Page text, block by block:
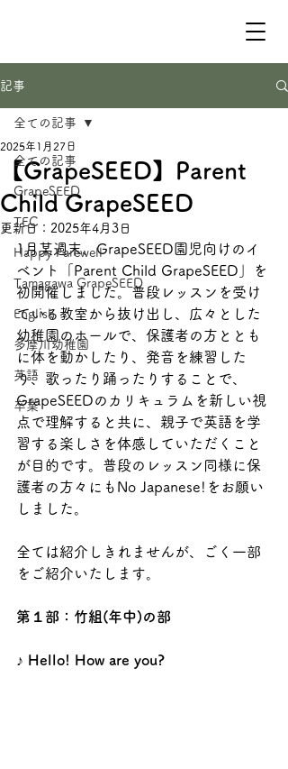
記事
全ての記事
GrapeSEED
TEC
Happy Farewell
Tamagawa GrapeSEED
English
多摩川幼稚園
英語
卒業
全ての記事
【GrapeSEED】Parent
Child GrapeSEED
2025年1月27日
更新日： 2025年4月3日
1月某週末、GrapeSEED園児向けのイ
ベント「Parent Child GrapeSEED」を
初開催しました。普段レッスンを受け
ている教室から抜け出し、広々とした
幼稚園のホールで、保護者の方ととも
に体を動かしたり、発音を練習した
り、歌ったり踊ったりすることで、
GrapeSEEDのカリキュラムを新しい視
点で理解すると共に、親子で英語を学
習する楽しさを体感していただくこと
が目的です。普段のレッスン同様に保
護者の方々にもNo Japanese!をお願い
しました。
全ては紹介しきれませんが、ごく一部
をご紹介いたします。
第１部：竹組(年中)の部
♪ Hello! How are you?